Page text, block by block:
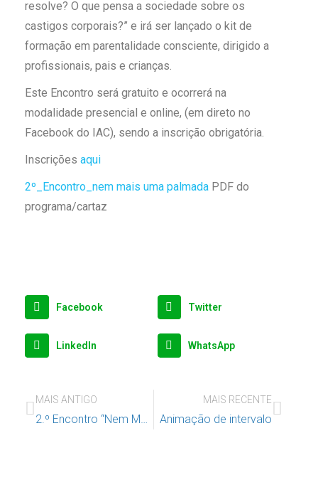
resolve? O que pensa a sociedade sobre os
castigos corporais?” e irá ser lançado o kit de
formação em parentalidade consciente​, dirigido a
profissionais, pais e crianças.
Este Encontro será gratuito e ocorrerá na
modalidade presencial e online, (em direto no
Facebook do IAC), sendo a inscrição obrigatória.
Inscrições aqui
2º_Encontro_nem mais uma palmada PDF do
programa/cartaz
Facebook Twitter
LinkedIn WhatsApp
MAIS ANTIGO MAIS RECENTE
Animação de intervalo